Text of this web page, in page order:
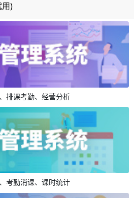
)
排课考勤、经营分析
考勤消课、课时统计